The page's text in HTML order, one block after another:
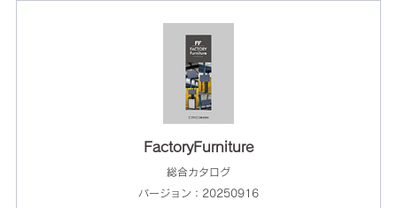
FactoryFurniture
総合カタログ
バージョン：20250916